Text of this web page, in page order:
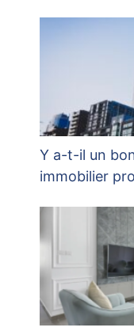
Y a-t-il un
immobilier